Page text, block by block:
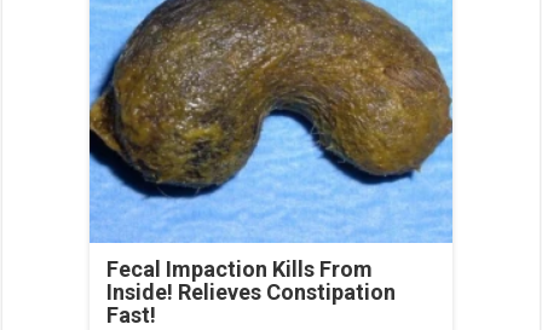
Fecal Impaction Kills From
Inside! Relieves Constipation
Fast!